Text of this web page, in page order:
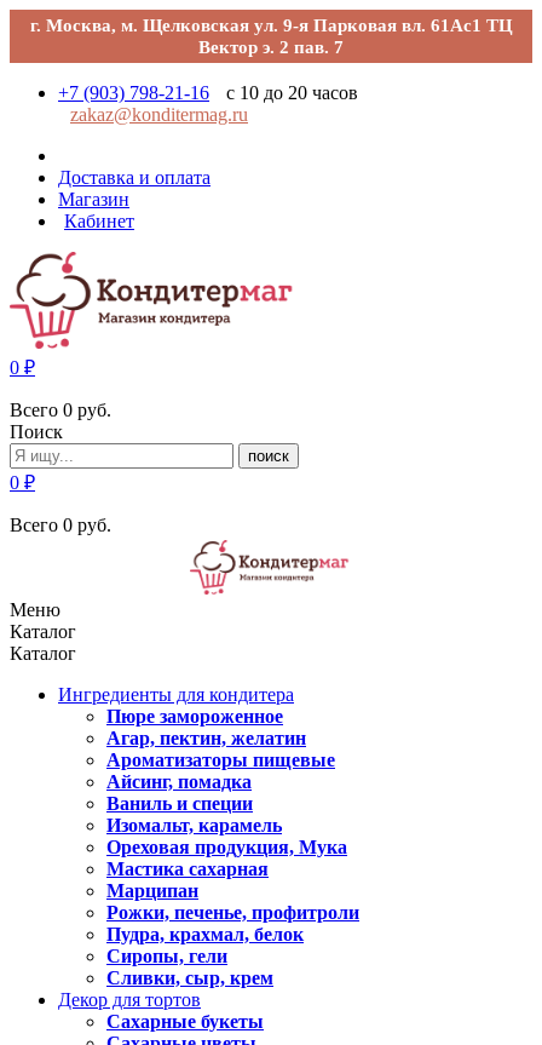
г. Москва, м. Щелковская ул. 9-я Парковая вл. 61Ас1 ТЦ
Вектор э. 2 пав. 7
+7 (903) 798-21-16
с 10 до 20 часов
zakaz@konditermag.ru
Доставка и оплата
Магазин
Кабинет
0 ₽
Всего 0 руб.
Поиск
поиск
0 ₽
Всего 0 руб.
Меню
Каталог
Каталог
Ингредиенты для кондитера
Пюре замороженное
Агар, пектин, желатин
Ароматизаторы пищевые
Айсинг, помадка
Ваниль и специи
Изомальт, карамель
Ореховая продукция, Мука
Мастика сахарная
Марципан
Рожки, печенье, профитроли
Пудра, крахмал, белок
Сиропы, гели
Сливки, сыр, крем
Декор для тортов
Сахарные букеты